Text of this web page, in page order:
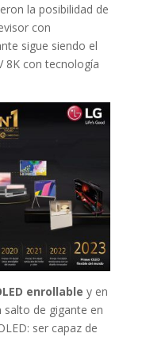
la posibilidad de
con
sigue siendo el
8K con tecnología
enrollable y en
salto de gigante en
ser capaz de